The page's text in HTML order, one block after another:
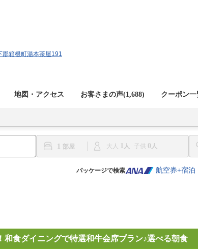
箱根町湯本茶屋191
地図・アクセス お客さまの声(1,688) クーポン一
1 大人 1 子供 0
パッケージで検索 航空券+宿泊
食ダイニングで特選和牛会席プラン♪選べる朝食